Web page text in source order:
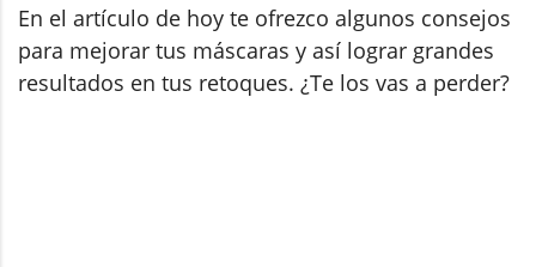
En el artículo de hoy te ofrezco algunos consejos
para mejorar tus máscaras y así lograr grandes
resultados en tus retoques. ¿Te los vas a perder?